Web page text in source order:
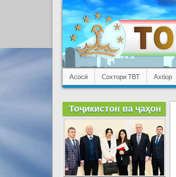
Асосӣ Сохтори ТВТ Ахбор
Тоҷикистон ва ҷаҳон